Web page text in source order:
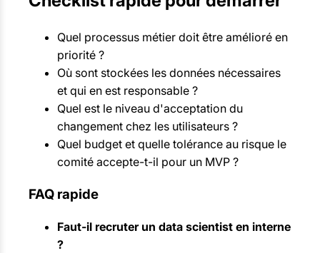
Quel processus métier doit être amélioré en
priorité ?
Où sont stockées les données nécessaires
et qui en est responsable ?
Quel est le niveau d'acceptation du
changement chez les utilisateurs ?
Quel budget et quelle tolérance au risque le
comité accepte-t-il pour un MVP ?
FAQ rapide
Faut-il recruter un data scientist en interne
?